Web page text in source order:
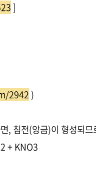
]
2942 )
, 침전(앙금)이 형성되므
+ KNO3